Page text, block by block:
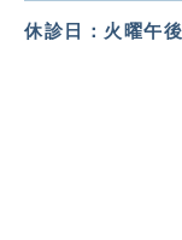
休診日：火曜午